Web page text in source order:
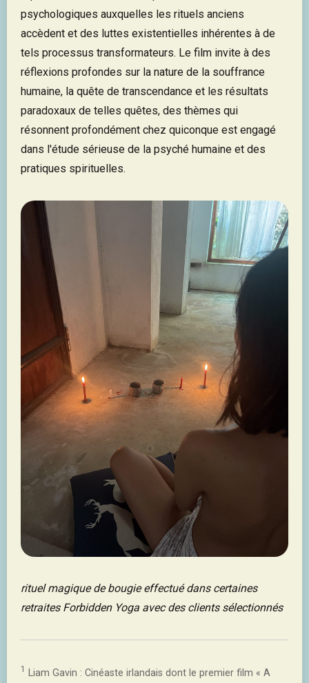
psychologiques auxquelles les rituels anciens
accèdent et des luttes existentielles inhérentes à de
tels processus transformateurs. Le film invite à des
réflexions profondes sur la nature de la souffrance
humaine, la quête de transcendance et les résultats
paradoxaux de telles quêtes, des thèmes qui
résonnent profondément chez quiconque est engagé
dans l'étude sérieuse de la psyché humaine et des
pratiques spirituelles.
rituel magique de bougie effectué dans certaines
retraites Forbidden Yoga avec des clients sélectionnés
1
Liam Gavin : Cinéaste irlandais dont le premier film « A